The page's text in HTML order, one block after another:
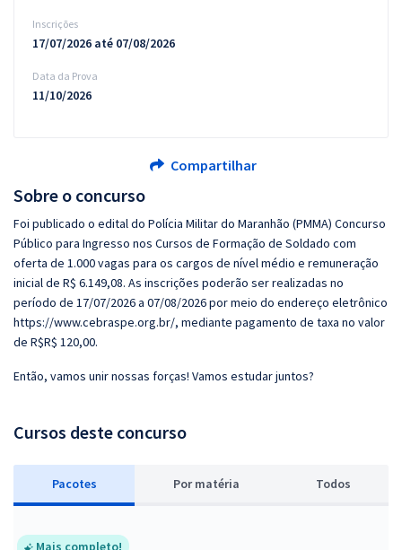
Sobre o concurso
Foi publicado o edital do Polícia Militar do Maranhão (PMMA) Concurso
Público para Ingresso nos Cursos de Formação de Soldado com
oferta de 1.000 vagas para os cargos de nível médio e remuneração
inicial de R$ 6.149,08. As inscrições poderão ser realizadas no
período de 17/07/2026 a 07/08/2026 por meio do endereço eletrônico
https://www.cebraspe.org.br/, mediante pagamento de taxa no valor
de R$R$ 120,00.
Então, vamos unir nossas forças! Vamos estudar juntos?
Cursos deste concurso
Pacotes Por matéria Todos
Mais completo!
Inscrições
17/07/2026 até 07/08/2026
Data da Prova
11/10/2026
Compartilhar